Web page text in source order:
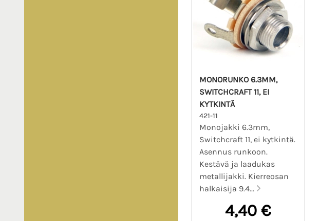
MONORUNKO 6.3MM,
SWITCHCRAFT 11, EI
KYTKINTÄ
421-11
Monojakki 6.3mm,
Switchcraft 11, ei kytkintä.
Asennus runkoon.
Kestävä ja laadukas
metallijakki. Kierreosan
halkaisija 9.4...
4,40 €